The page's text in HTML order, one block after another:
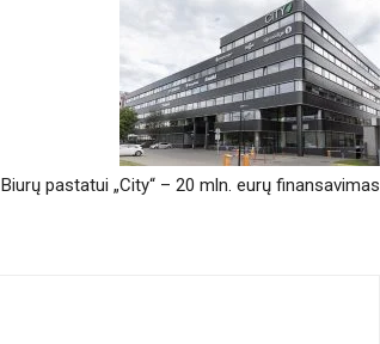
Biurų pastatui „City“ – 20 mln. eurų finansavimas